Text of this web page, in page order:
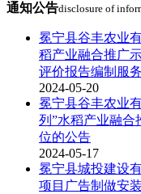
通知公告disclosure of
冕宁县谷丰农业
稻产业融合推广
评价报告编制服
2024-05-20
冕宁县谷丰农业
列”水稻产业融合
位的公告
2024-05-17
冕宁县城投建设
项目广告制做安